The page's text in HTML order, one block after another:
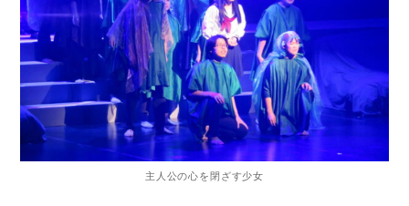
主人公の心を閉ざす少女